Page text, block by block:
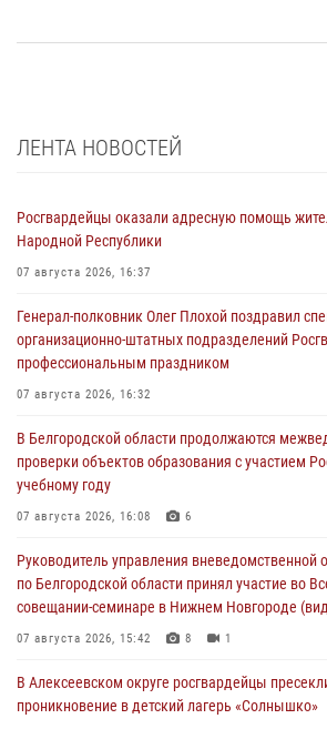
ЛЕНТА НОВОСТЕЙ
Росгвардейцы оказали адресную помощь
Народной Республики
07 августа 2026, 16:37
Генерал-полковник Олег Плохой поздравил
организационно-штатных подразделений
профессиональным праздником
07 августа 2026, 16:32
В Белгородской области продолжаются
проверки объектов образования с участием
учебному году
07 августа 2026, 16:08 6
Руководитель управления вневедомственной
по Белгородской области принял участие во
совещании-семинаре в Нижнем Новгороде
07 августа 2026, 15:42 8 1
В Алексеевском округе росгвардейцы
проникновение в детский лагерь «Солнышко»